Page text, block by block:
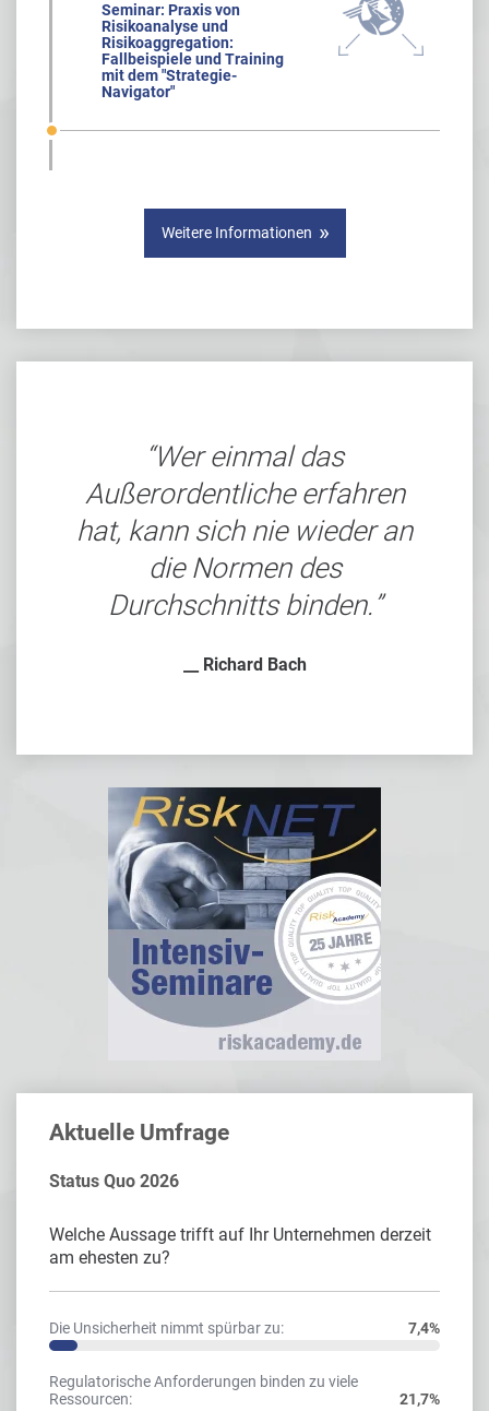
Seminar: Praxis von
Risikoanalyse und
Risikoaggregation:
Fallbeispiele und Training
mit dem "Strategie-
Navigator"
Weitere Informationen
Wer einmal das
Außerordentliche erfahren
hat, kann sich nie wieder an
die Normen des
Durchschnitts binden.
__ Richard Bach
Aktuelle Umfrage
Status Quo 2026
Welche Aussage trifft auf Ihr Unternehmen derzeit
am ehesten zu?
Die Unsicherheit nimmt spürbar zu: 7,4%
Regulatorische Anforderungen binden zu viele
Ressourcen:
21,7%